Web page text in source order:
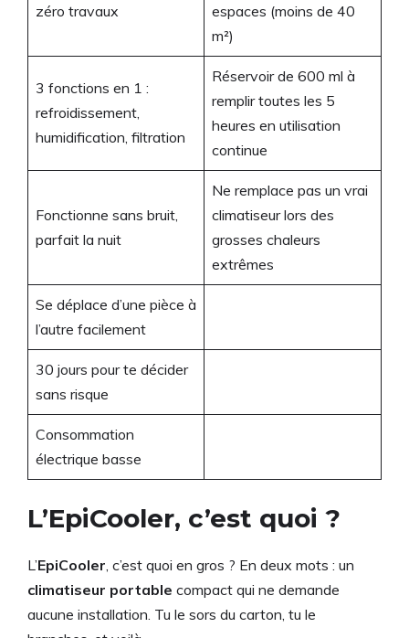
zéro travaux
espaces (moins de 40
m²)
3 fonctions en 1 :
refroidissement,
humidification, filtration
Réservoir de 600 ml à
remplir toutes les 5
heures en utilisation
continue
Fonctionne sans bruit,
parfait la nuit
Ne remplace pas un vrai
climatiseur lors des
grosses chaleurs
extrêmes
Se déplace d’une pièce à
l’autre facilement
30 jours pour te décider
sans risque
Consommation
électrique basse
L’EpiCooler, c’est quoi ?
L’EpiCooler , c’est quoi en gros ? En deux mots : un
climatiseur portable compact qui ne demande
aucune installation. Tu le sors du carton, tu le